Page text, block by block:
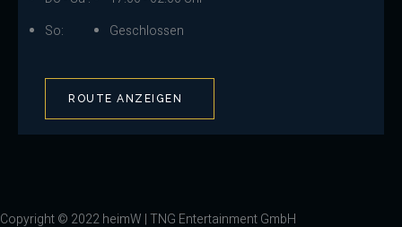
So:
Geschlossen
ROUTE ANZEIGEN
Copyright © 2022 heimW | TNG Entertainment GmbH